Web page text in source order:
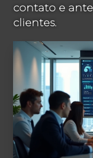
contato e
clientes.